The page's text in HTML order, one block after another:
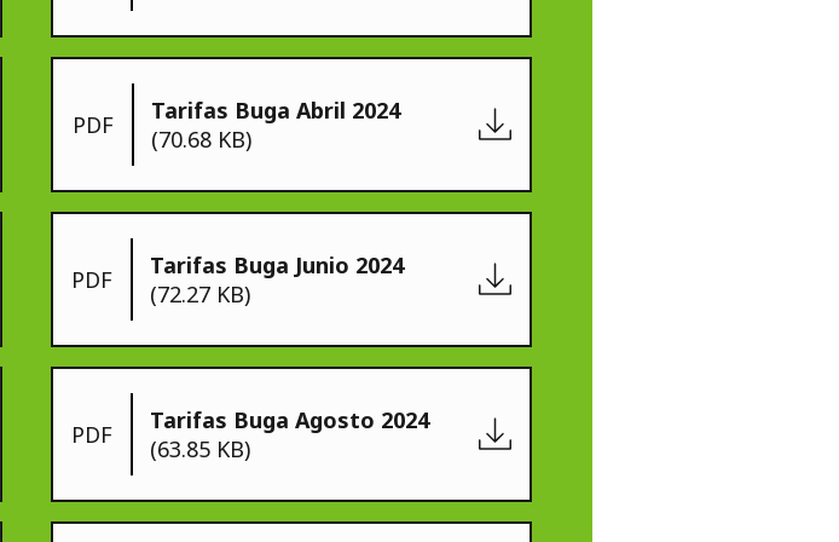
PDF
Tarifas Buga Abril 2024
(70.68 KB)
PDF
Tarifas Buga Junio 2024
(72.27 KB)
PDF
Tarifas Buga Agosto 2024
(63.85 KB)